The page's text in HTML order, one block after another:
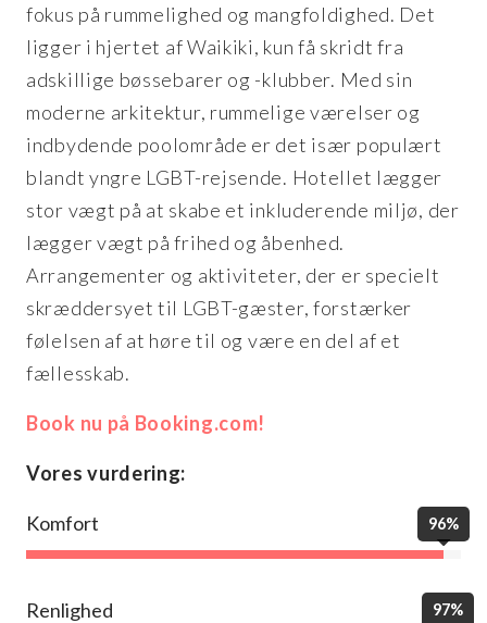
fokus på rummelighed og mangfoldighed. Det
ligger i hjertet af Waikiki, kun få skridt fra
adskillige bøssebarer og -klubber. Med sin
moderne arkitektur, rummelige værelser og
indbydende poolområde er det især populært
blandt yngre LGBT-rejsende. Hotellet lægger
stor vægt på at skabe et inkluderende miljø, der
lægger vægt på frihed og åbenhed.
Arrangementer og aktiviteter, der er specielt
skræddersyet til LGBT-gæster, forstærker
følelsen af at høre til og være en del af et
fællesskab.
Book nu på Booking.com!
Vores vurdering:
Komfort 96%
Renlighed 97%